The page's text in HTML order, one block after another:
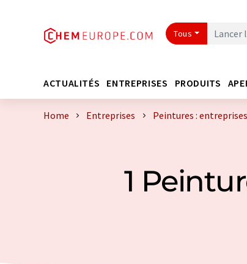
Tous
ACTUALITÉS ENTREPRISES PRODUITS
Home Entreprises Peintures :
1